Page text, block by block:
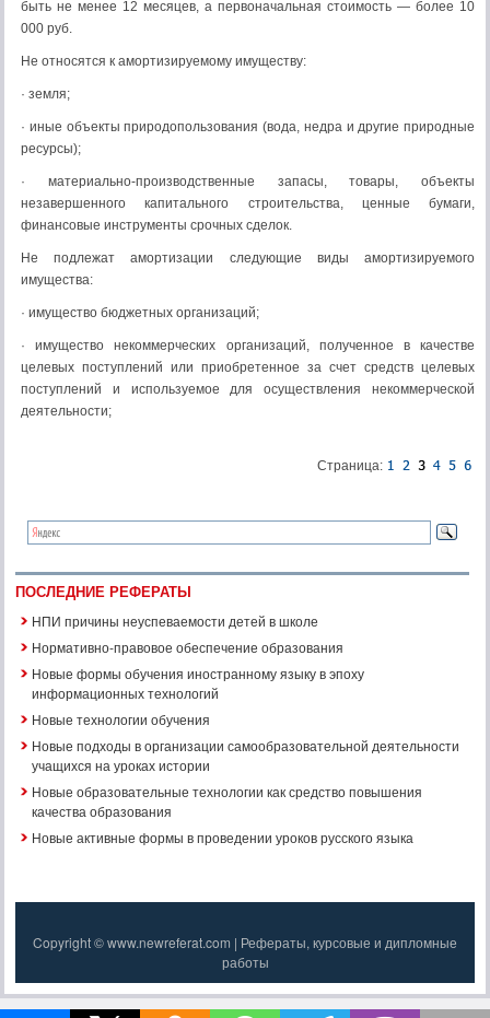
быть не менее 12 месяцев, а первоначальная сто­имость — более 10
000 руб.
Не относятся к амортизируемому имуществу:
· земля;
· иные объекты природопользования (вода, недра и дру­гие природные
ресурсы);
· материально-производственные запасы, товары, объек­ты
незавершенного капитального строительства, ценные бу­маги,
финансовые инструменты срочных сделок.
Не подлежат амортизации следующие виды амортизируе­мого
имущества:
· имущество бюджетных организаций;
· имущество некоммерческих организаций, полученное в качестве
целевых поступлений или приобретенное за счет средств целевых
поступлений и используемое для осуществ­ления некоммерческой
деятельности;
Страница:
ПОСЛЕДНИЕ РЕФЕРАТЫ
НПИ причины неуспеваемости детей в школе
Нормативно-правовое обеспечение образования
Новые формы обучения иностранному языку в эпоху
информационных технологий
Новые технологии обучения
Новые подходы в организации самообразовательной деятельности
учащихся на уроках истории
Новые образовательные технологии как средство повышения
качества образования
Новые активные формы в проведении уроков русского языка
Copyright © www.newreferat.com | Рефераты, курсовые и дипломные
работы